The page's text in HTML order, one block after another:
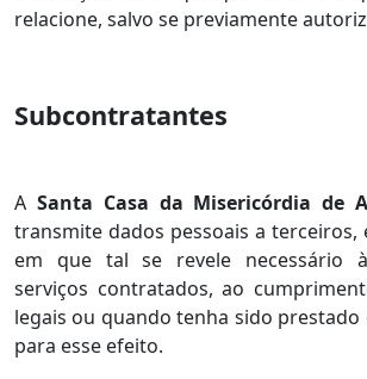
relacione, salvo se previamente
Subcontratantes
A Santa Casa da Misericórdia de
transmite dados pessoais a terceiros,
em que tal se revele necessário
serviços contratados, ao
legais ou quando tenha sido
para esse efeito.